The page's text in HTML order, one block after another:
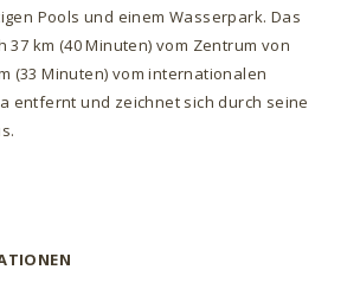
Pools und einem Wasserpark. Das
37 km (40 Minuten) vom Zentrum von
(33 Minuten) vom internationalen
entfernt und zeichnet sich durch seine